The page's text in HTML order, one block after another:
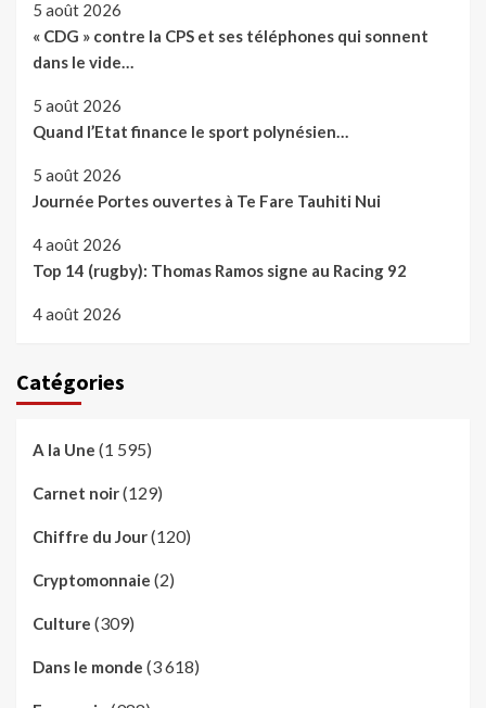
5 août 2026
« CDG » contre la CPS et ses téléphones qui sonnent
dans le vide…
5 août 2026
Quand l’Etat finance le sport polynésien…
5 août 2026
Journée Portes ouvertes à Te Fare Tauhiti Nui
4 août 2026
Top 14 (rugby): Thomas Ramos signe au Racing 92
4 août 2026
Catégories
A la Une (1 595)
Carnet noir(129)
Chiffre du Jour(120)
Cryptomonnaie (2)
Culture (309)
Dans le monde (3 618)